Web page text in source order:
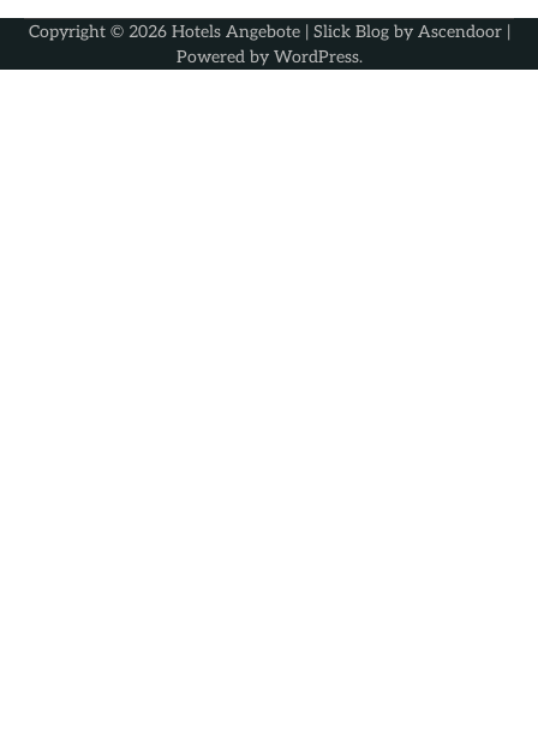
Copyright © 2026 Hotels Angebote| Slick Blog by Ascendoor|
Powered by WordPress.